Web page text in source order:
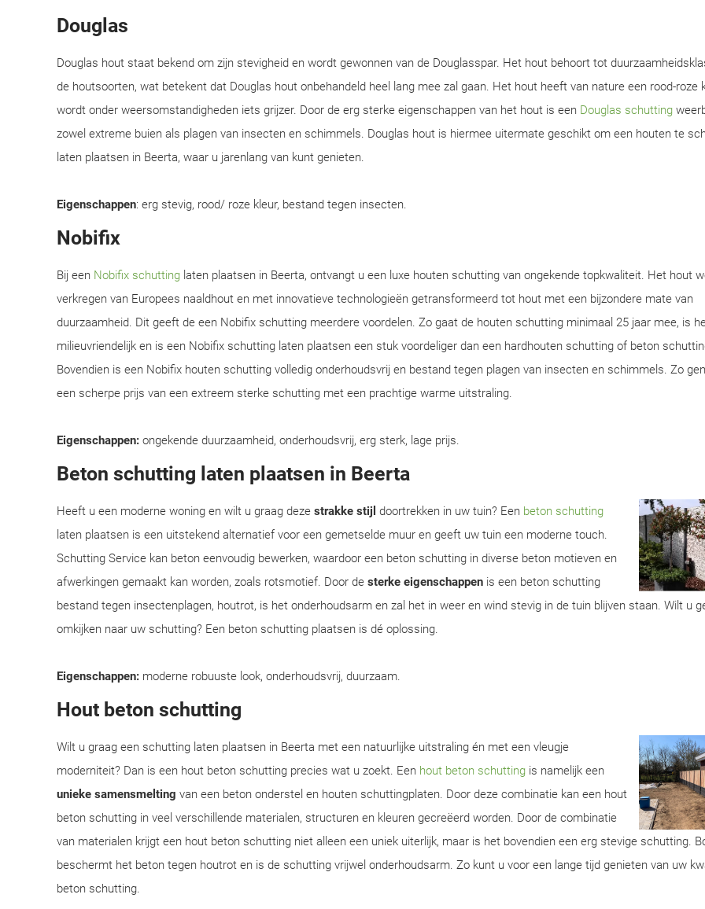
Douglas
Douglas hout staat bekend om zijn stevigheid en wordt gewonnen van de Douglasspar. Het hout behoort tot
de houtsoorten, wat betekent dat Douglas hout onbehandeld heel lang mee zal gaan. Het hout heeft van nature een rood-roze
wordt onder weersomstandigheden iets grijzer. Door de erg sterke eigenschappen van het hout is een Douglas schutting
zowel extreme buien als plagen van insecten en schimmels. Douglas hout is hiermee uitermate geschikt om een houten te
laten plaatsen in Beerta, waar u jarenlang van kunt genieten.
Eigenschappen: erg stevig, rood/ roze kleur, bestand tegen insecten.
Nobifix
Bij een Nobifix schutting laten plaatsen in Beerta, ontvangt u een luxe houten schutting van ongekende topkwaliteit. Het hout
verkregen van Europees naaldhout en met innovatieve technologieën getransformeerd tot hout met een bijzondere mate van
duurzaamheid. Dit geeft de een Nobifix schutting meerdere voordelen. Zo gaat de houten schutting minimaal 25 jaar mee, is
milieuvriendelijk en is een Nobifix schutting laten plaatsen een stuk voordeliger dan een hardhouten schutting of beton
Bovendien is een Nobifix houten schutting volledig onderhoudsvrij en bestand tegen plagen van insecten en schimmels. Zo
een scherpe prijs van een extreem sterke schutting met een prachtige warme uitstraling.
Eigenschappen: ongekende duurzaamheid, onderhoudsvrij, erg sterk, lage prijs.
Beton schutting laten plaatsen in Beerta
Heeft u een moderne woning en wilt u graag deze strakke stijl doortrekken in uw tuin? Een beton schutting
laten plaatsen is een uitstekend alternatief voor een gemetselde muur en geeft uw tuin een moderne touch.
Schutting Service kan beton eenvoudig bewerken, waardoor een beton schutting in diverse beton motieven en
afwerkingen gemaakt kan worden, zoals rotsmotief. Door de sterke eigenschappen is een beton schutting
bestand tegen insectenplagen, houtrot, is het onderhoudsarm en zal het in weer en wind stevig in de tuin blijven staan. Wilt u
omkijken naar uw schutting? Een beton schutting plaatsen is dé oplossing.
Eigenschappen: moderne robuuste look, onderhoudsvrij, duurzaam.
Hout beton schutting
Wilt u graag een schutting laten plaatsen in Beerta met een natuurlijke uitstraling én met een vleugje
moderniteit? Dan is een hout beton schutting precies wat u zoekt. Een hout beton schutting is namelijk een
unieke samensmelting van een beton onderstel en houten schuttingplaten. Door deze combinatie kan een hout
beton schutting in veel verschillende materialen, structuren en kleuren gecreëerd worden. Door de combinatie
van materialen krijgt een hout beton schutting niet alleen een uniek uiterlijk, maar is het bovendien een erg stevige schutting.
beschermt het beton tegen houtrot en is de schutting vrijwel onderhoudsarm. Zo kunt u voor een lange tijd genieten van uw
beton schutting.